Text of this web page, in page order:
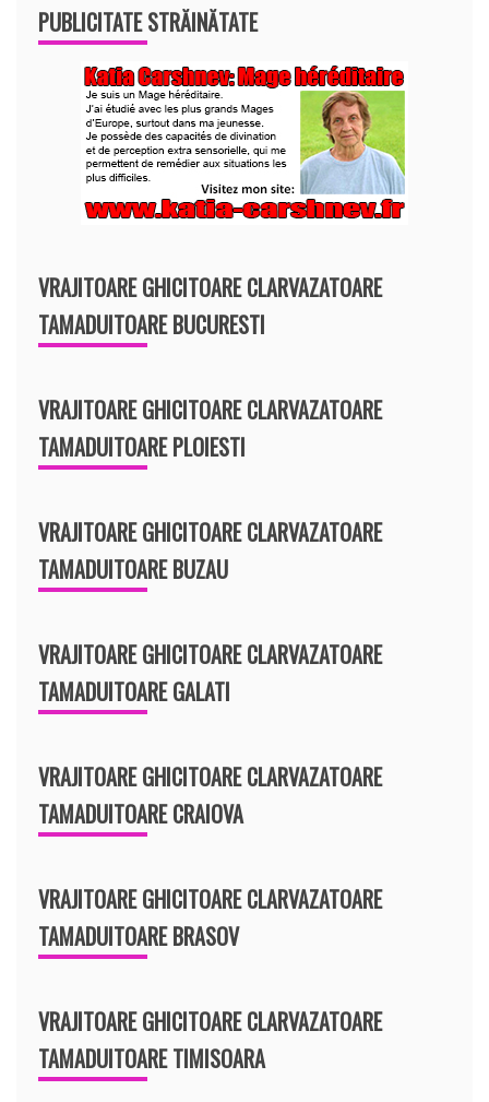
PUBLICITATE STRĂINĂTATE
VRAJITOARE GHICITOARE CLARVAZATOARE
TAMADUITOARE BUCURESTI
VRAJITOARE GHICITOARE CLARVAZATOARE
TAMADUITOARE PLOIESTI
VRAJITOARE GHICITOARE CLARVAZATOARE
TAMADUITOARE BUZAU
VRAJITOARE GHICITOARE CLARVAZATOARE
TAMADUITOARE GALATI
VRAJITOARE GHICITOARE CLARVAZATOARE
TAMADUITOARE CRAIOVA
VRAJITOARE GHICITOARE CLARVAZATOARE
TAMADUITOARE BRASOV
VRAJITOARE GHICITOARE CLARVAZATOARE
TAMADUITOARE TIMISOARA